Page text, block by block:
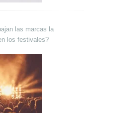
las marcas la
los festivales?